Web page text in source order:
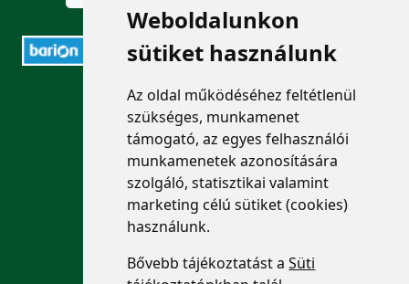
Weboldalunkon
sütiket használunk
Az oldal működéséhez feltétlenül
szükséges, munkamenet
támogató, az egyes felhasználói
munkamenetek azonosítására
szolgáló, statisztikai valamint
marketing célú sütiket (cookies)
használunk.
Bővebb tájékoztatást aSüti
ELÉRHETŐSÉGEK
+36 1 880 7600
info@mprx.hu